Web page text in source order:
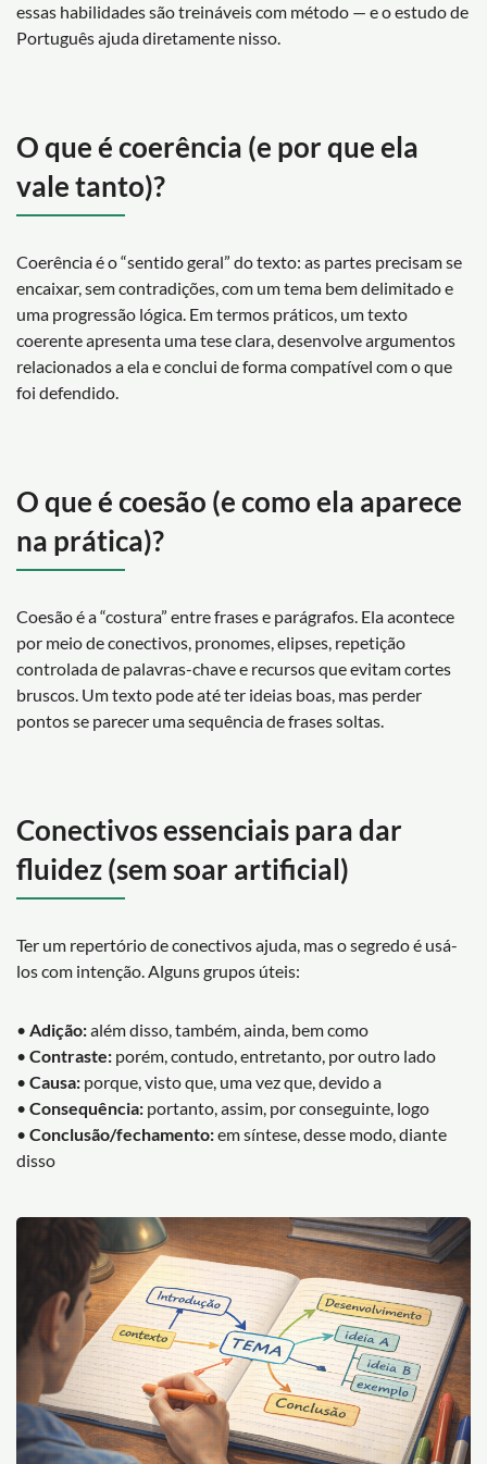
essas habilidades são treináveis com método — e o estudo de
Português ajuda diretamente nisso.
O que é coerência (e por que ela
vale tanto)?
Coerência é o “sentido geral” do texto: as partes precisam se
encaixar, sem contradições, com um tema bem delimitado e
uma progressão lógica. Em termos práticos, um texto
coerente apresenta uma tese clara, desenvolve argumentos
relacionados a ela e conclui de forma compatível com o que
foi defendido.
O que é coesão (e como ela aparece
na prática)?
Coesão é a “costura” entre frases e parágrafos. Ela acontece
por meio de conectivos, pronomes, elipses, repetição
controlada de palavras-chave e recursos que evitam cortes
bruscos. Um texto pode até ter ideias boas, mas perder
pontos se parecer uma sequência de frases soltas.
Conectivos essenciais para dar
fluidez (sem soar artificial)
Ter um repertório de conectivos ajuda, mas o segredo é usá-
los com intenção. Alguns grupos úteis:
• Adição:além disso, também, ainda, bem como
• Contraste: porém, contudo, entretanto, por outro lado
• Causa: porque, visto que, uma vez que, devido a
• Consequência: portanto, assim, por conseguinte, logo
• Conclusão/fechamento:em síntese, desse modo, diante
disso